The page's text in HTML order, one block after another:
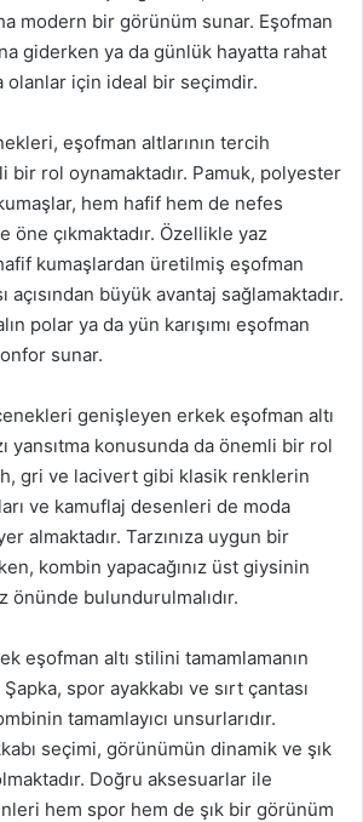
modern bir görünüm sunar. Eşofman
giderken ya da günlük hayatta rahat
olanlar için ideal bir seçimdir.
eşofman altlarının tercih
bir rol oynamaktadır. Pamuk, polyester
hem hafif hem de nefes
çıkmaktadır. Özellikle yaz
kumaşlardan üretilmiş eşofman
açısından büyük avantaj sağlamaktadır.
polar ya da yün karışımı eşofman
sunar.
genişleyen erkek eşofman altı
yansıtma konusunda da önemli bir rol
gri ve lacivert gibi klasik renklerin
ve kamuflaj desenleri de moda
almaktadır. Tarzınıza uygun bir
kombin yapacağınız üst giysinin
önünde bulundurulmalıdır.
eşofman altı stilini tamamlamanın
spor ayakkabı ve sırt çantası
tamamlayıcı unsurlarıdır.
seçimi, görünümün dinamik ve şık
Doğru aksesuarlar ile
hem spor hem de şık bir görünüm